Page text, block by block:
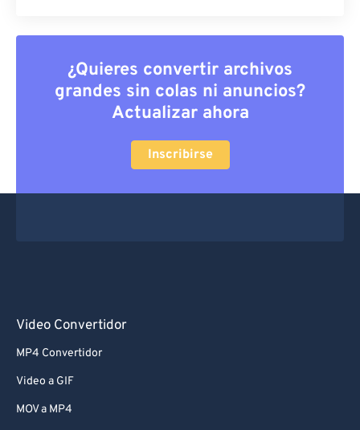
¿Quieres convertir archivos
grandes sin colas ni anuncios?
Actualizar ahora
Inscribirse
Video Convertidor
MP4 Convertidor
Video a GIF
MOV a MP4